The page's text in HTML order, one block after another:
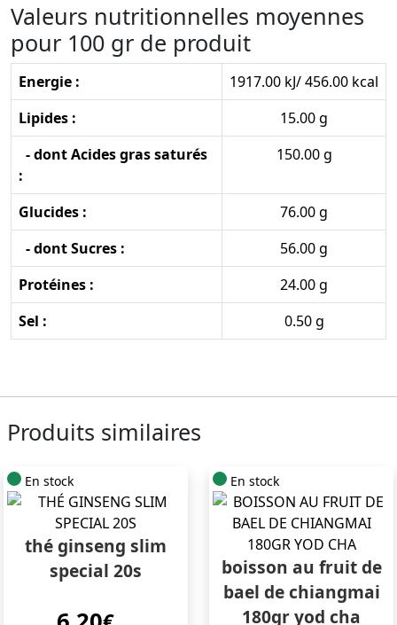
Valeurs nutritionnelles moyennes
pour 100 gr de produit
Energie :
1917.00 kJ/ 456.00 kcal
Lipides :
15.00 g
- dont Acides gras saturés
:
150.00 g
Glucides :
76.00 g
- dont Sucres :
56.00 g
Protéines :
24.00 g
Sel :
0.50 g
Produits similaires
En stock
thé ginseng slim
special 20s
En stock
boisson au fruit de
bael de chiangmai
180gr yod cha